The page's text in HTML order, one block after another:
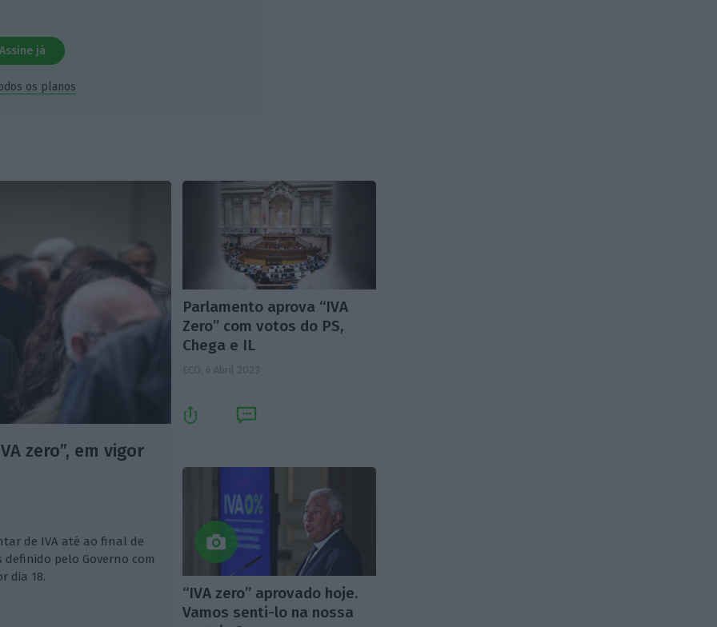
Assine já
os planos
zero”, em vigor
de IVA até ao final de
pelo Governo com
dia 18.
Parlamento aprova “IVA
Zero” com votos do PS,
Chega e IL
ECO, 6 Abril 2023
“IVA zero” aprovado hoje.
Vamos senti-lo na nossa